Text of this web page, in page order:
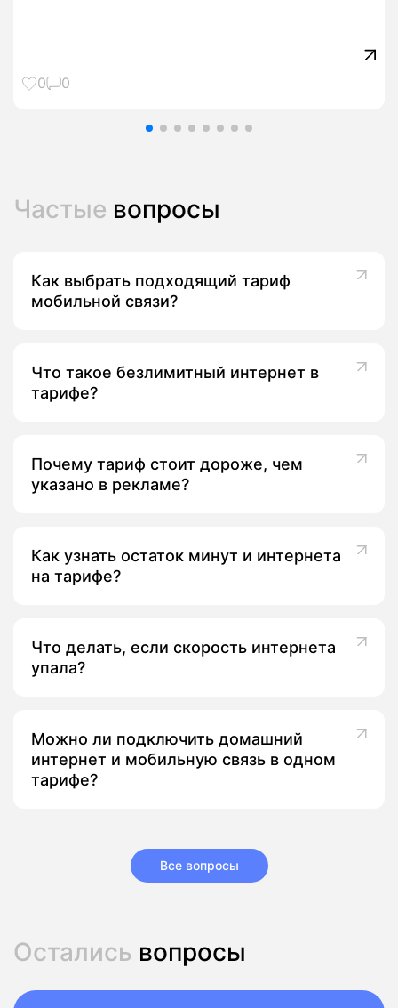
0 0
Частые вопросы
Как выбрать подходящий тариф
мобильной связи?
Что такое безлимитный интернет в
тарифе?
Почему тариф стоит дороже, чем
указано в рекламе?
Как узнать остаток минут и интернета
на тарифе?
Что делать, если скорость интернета
упала?
Можно ли подключить домашний
интернет и мобильную связь в одном
тарифе?
Все вопросы
Остались вопросы